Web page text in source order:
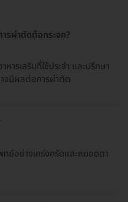
รผ่าตัดต้อกระจก?
ารเสริมที่ใช้ประจำ และปรึกษา
จมีผลต่อการผ่าตัด
ย์อย่างเคร่งครัดและหยอดตา